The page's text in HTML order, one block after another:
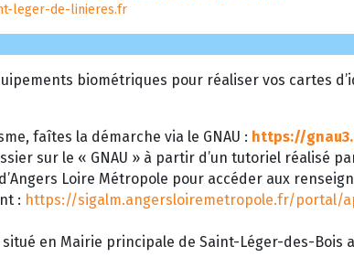
leger-de-linieres.fr
biométriques pour réaliser vos cartes
faîtes la démarche via le GNAU : https://
sur le « GNAU » à partir d’un tutoriel réalisé par
Loire Métropole pour accéder aux
: https://sigalm.angersloiremetropole.fr/portal/
en Mairie principale de Saint-Léger-des-Bois